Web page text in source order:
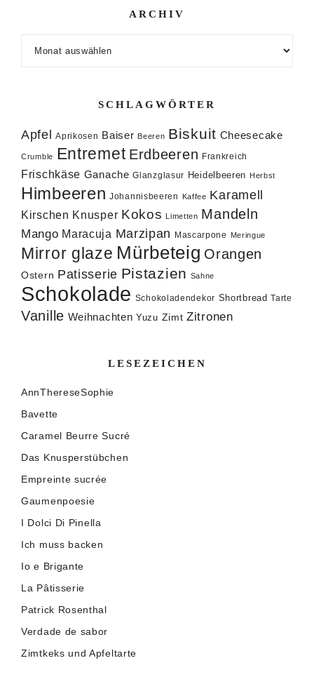
ARCHIV
SCHLAGWÖRTER
Apfel Aprikosen Baiser Beeren Biskuit Cheesecake
Crumble Entremet Erdbeeren Frankreich
Frischkäse Ganache Glanzglasur Heidelbeeren Herbst
Himbeeren Johannisbeeren Kaffee Karamell
Kirschen Knusper Kokos Limetten Mandeln
Mango Maracuja Marzipan Mascarpone Meringue
Mirror glaze Mürbeteig Orangen
Ostern Patisserie Pistazien Sahne
Schokolade Schokoladendekor Shortbread Tarte
Vanille Weihnachten Yuzu Zimt Zitronen
LESEZEICHEN
AnnThereseSophie
Bavette
Caramel Beurre Sucré
Das Knusperstübchen
Empreinte sucrée
Gaumenpoesie
I Dolci Di Pinella
Ich muss backen
Io e Brigante
La Pâtisserie
Patrick Rosenthal
Verdade de sabor
Zimtkeks und Apfeltarte